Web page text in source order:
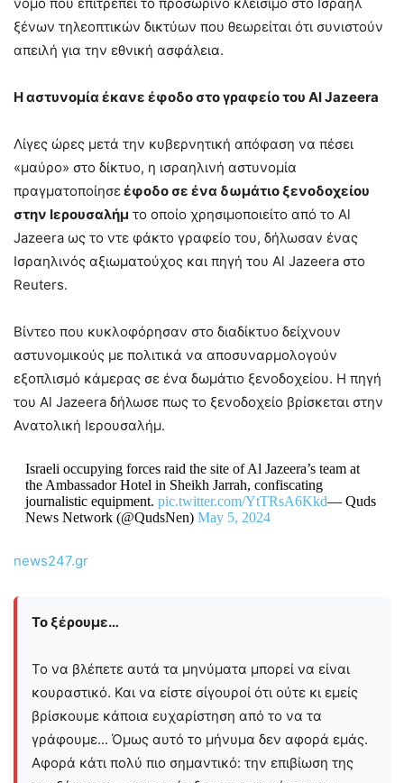
ξένων τηλεοπτικών δικτύων που θεωρείται ότι συνιστούν
απειλή για την εθνική ασφάλεια.
Η αστυνομία έκανε έφοδο στο γραφείο του Al Jazeera
Λίγες ώρες μετά την κυβερνητική απόφαση να πέσει
«μαύρο» στο δίκτυο, η ισραηλινή αστυνομία
πραγματοποίησεέφοδο σε ένα δωμάτιο ξενοδοχείου
στην Ιερουσαλήμ το οποίο χρησιμοποιείτο από το Al
Jazeera ως το ντε φάκτο γραφείο του, δήλωσαν ένας
Ισραηλινός αξιωματούχος και πηγή του Al Jazeera στο
Reuters.
Βίντεο που κυκλοφόρησαν στο διαδίκτυο δείχνουν
αστυνομικούς με πολιτικά να αποσυναρμολογούν
εξοπλισμό κάμερας σε ένα δωμάτιο ξενοδοχείου. Η πηγή
του Al Jazeera δήλωσε πως το ξενοδοχείο βρίσκεται στην
Ανατολική Ιερουσαλήμ.
Israeli occupying forces raid the site of Al Jazeera’s team at
the Ambassador Hotel in Sheikh Jarrah, confiscating
journalistic equipment. pic.twitter.com/YtTRsA6Kkd— Quds
News Network (@QudsNen) May 5, 2024
news247.gr
Το ξέρουμε…
Το να βλέπετε αυτά τα μηνύματα μπορεί να είναι
κουραστικό. Και να είστε σίγουροί ότι ούτε κι εμείς
βρίσκουμε κάποια ευχαρίστηση από το να τα
γράφουμε... Όμως αυτό το μήνυμα δεν αφορά εμάς.
Αφορά κάτι πολύ πιο σημαντικό: την επιβίωση της